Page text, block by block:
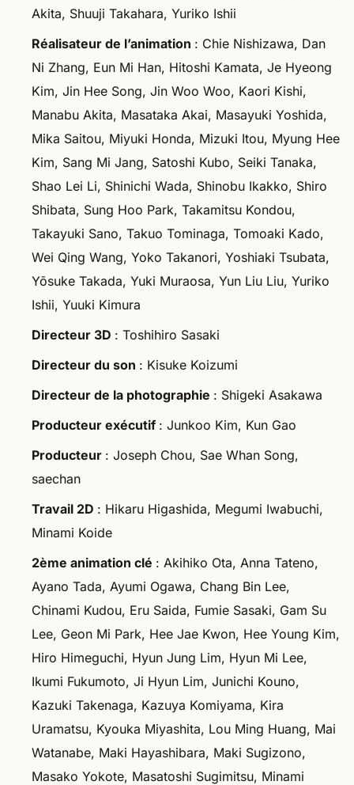
Akita, Shuuji Takahara, Yuriko Ishii
Réalisateur de l’animation : Chie Nishizawa, Dan
Ni Zhang, Eun Mi Han, Hitoshi Kamata, Je Hyeong
Kim, Jin Hee Song, Jin Woo Woo, Kaori Kishi,
Manabu Akita, Masataka Akai, Masayuki Yoshida,
Mika Saitou, Miyuki Honda, Mizuki Itou, Myung Hee
Kim, Sang Mi Jang, Satoshi Kubo, Seiki Tanaka,
Shao Lei Li, Shinichi Wada, Shinobu Ikakko, Shiro
Shibata, Sung Hoo Park, Takamitsu Kondou,
Takayuki Sano, Takuo Tominaga, Tomoaki Kado,
Wei Qing Wang, Yoko Takanori, Yoshiaki Tsubata,
Yōsuke Takada, Yuki Muraosa, Yun Liu Liu, Yuriko
Ishii, Yuuki Kimura
Directeur 3D : Toshihiro Sasaki
Directeur du son : Kisuke Koizumi
Directeur de la photographie : Shigeki Asakawa
Producteur exécutif : Junkoo Kim, Kun Gao
Producteur : Joseph Chou, Sae Whan Song,
saechan
Travail 2D : Hikaru Higashida, Megumi Iwabuchi,
Minami Koide
2ème animation clé : Akihiko Ota, Anna Tateno,
Ayano Tada, Ayumi Ogawa, Chang Bin Lee,
Chinami Kudou, Eru Saida, Fumie Sasaki, Gam Su
Lee, Geon Mi Park, Hee Jae Kwon, Hee Young Kim,
Hiro Himeguchi, Hyun Jung Lim, Hyun Mi Lee,
Ikumi Fukumoto, Ji Hyun Lim, Junichi Kouno,
Kazuki Takenaga, Kazuya Komiyama, Kira
Uramatsu, Kyouka Miyashita, Lou Ming Huang, Mai
Watanabe, Maki Hayashibara, Maki Sugizono,
Masako Yokote, Masatoshi Sugimitsu, Minami